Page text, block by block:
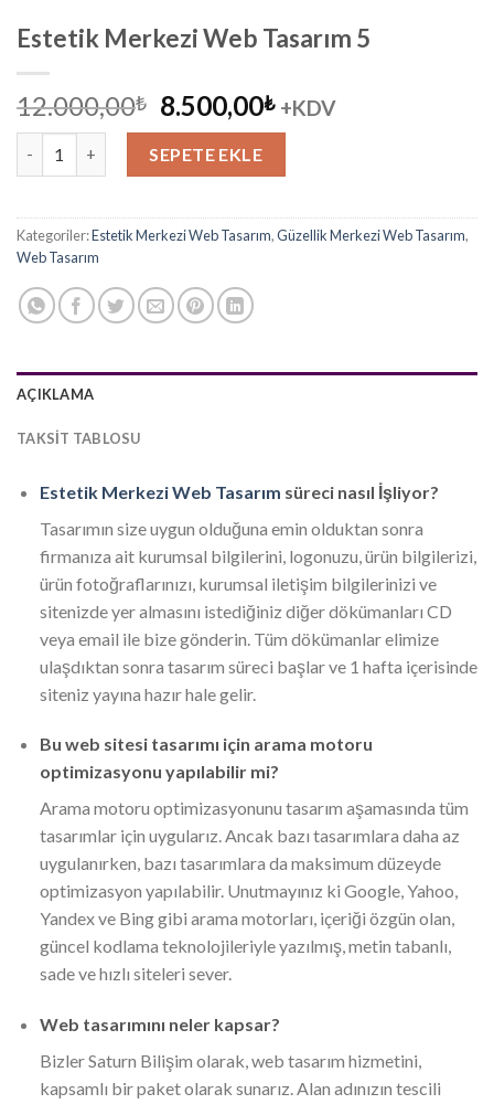
Estetik Merkezi Web Tasarım 5
12.000,00₺ Orijinal
fiyat:
12.000,00₺.
8.500,00₺Şu
andaki
8.500,00₺.
+KDV
SEPETE EKLE
Kategoriler:Estetik Merkezi Web Tasarım,Güzellik Merkezi Web Tasarım,
Web Tasarım
AÇIKLAMA
TAKSIT TABLOSU
Estetik Merkezi Web Tasarım süreci nasıl İşliyor?
Tasarımın size uygun olduğuna emin olduktan sonra
firmanıza ait kurumsal bilgilerini, logonuzu, ürün bilgilerizi,
ürün fotoğraflarınızı, kurumsal iletişim bilgilerinizi ve
sitenizde yer almasını istediğiniz diğer dökümanları CD
veya email ile bize gönderin. Tüm dökümanlar elimize
ulaşdıktan sonra tasarım süreci başlar ve 1 hafta içerisinde
siteniz yayına hazır hale gelir.
Bu web sitesi tasarımı için arama motoru
optimizasyonu yapılabilir mi?
Arama motoru optimizasyonunu tasarım aşamasında tüm
tasarımlar için uygularız. Ancak bazı tasarımlara daha az
uygulanırken, bazı tasarımlara da maksimum düzeyde
optimizasyon yapılabilir. Unutmayınız ki Google, Yahoo,
Yandex ve Bing gibi arama motorları, içeriği özgün olan,
güncel kodlama teknolojileriyle yazılmış, metin tabanlı,
sade ve hızlı siteleri sever.
Web tasarımını neler kapsar?
Bizler Saturn Bilişim olarak, web tasarım hizmetini,
kapsamlı bir paket olarak sunarız. Alan adınızın tescili